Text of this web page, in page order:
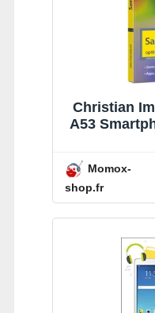
Christian
A53
Momox-
shop.fr